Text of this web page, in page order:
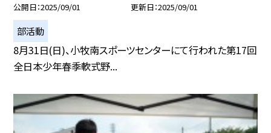
公開日 2025/09/01 更新日 2025/09/01
部活動
8月31日(日)、小牧南スポーツセンターにて行われた第17回
全日本少年春季軟式野...